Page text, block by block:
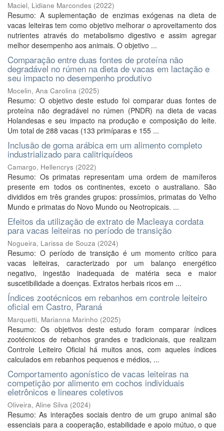
Maciel, Lidiane Marcondes (2022)
Resumo: A suplementação de enzimas exógenas na dieta de
vacas leiteiras tem como objetivo melhorar o aproveitamento dos
nutrientes através do metabolismo digestivo e assim agregar
melhor desempenho aos animais. O objetivo ...
Comparação entre duas fontes de proteína não
degradável no rúmen na dieta de vacas em lactação e
seu impacto no desempenho produtivo
Mocelin, Ana Carolina (2025)
Resumo: O objetivo deste estudo foi comparar duas fontes de
proteína não degradável no rúmen (PNDR) na dieta de vacas
Holandesas e seu impacto na produção e composição do leite.
Um total de 288 vacas (133 primíparas e 155 ...
Inclusão de goma arábica em um alimento completo
industrializado para calitriquídeos
Camargo, Hellencrys (2022)
Resumo: Os primatas representam uma ordem de mamíferos
presente em todos os continentes, exceto o australiano. São
divididos em três grandes grupos: prossímios, primatas do Velho
Mundo e primatas do Novo Mundo ou Neotropicais. ...
Efeitos da utilização de extrato de Macleaya cordata
para vacas leiteiras no período de transição
Nogueira, Larissa de Souza (2024)
Resumo: O período de transição é um momento crítico para
vacas leiteiras, caracterizado por um balanço energético
negativo, ingestão inadequada de matéria seca e maior
suscetibilidade a doenças. Extratos herbais ricos em ...
Índices zootécnicos em rebanhos em controle leiteiro
oficial em Castro, Paraná
Marquetti, Marianna Marinho (2025)
Resumo: Os objetivos deste estudo foram comparar índices
zootécnicos de rebanhos grandes e tradicionais, que realizam
Controle Leiteiro Oficial há muitos anos, com aqueles índices
calculados em rebanhos pequenos e médios, ...
Comportamento agonístico de vacas leiteiras na
competição por alimento em cochos individuais
eletrônicos e lineares coletivos
Oliveira, Aline Silva (2024)
Resumo: As interações sociais dentro de um grupo animal são
essenciais para a cooperação, estabilidade e apoio mútuo, o que